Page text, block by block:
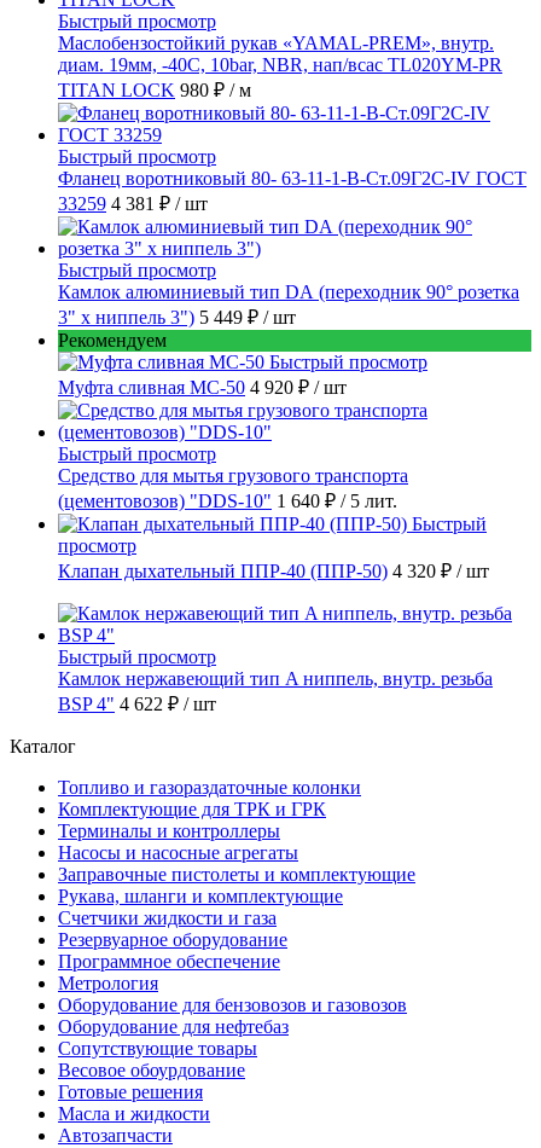
Быстрый просмотр
Маслобензостойкий рукав «YAMAL-PREM», внутр.
диам. 19мм, -40C, 10bar, NBR, нап/всас TL020YM-PR
TITAN LOCK 980 ₽ / м
Быстрый просмотр
Фланец воротниковый 80- 63-11-1-B-Ст.09Г2С-IV ГОСТ
33259 4 381 ₽ / шт
Быстрый просмотр
Камлок алюминиевый тип DА (переходник 90° розетка
3" х ниппель 3") 5 449 ₽ / шт
Рекомендуем
Быстрый просмотр
Муфта сливная МС-50 4 920 ₽ / шт
Быстрый просмотр
Средство для мытья грузового транспорта
(цементовозов) "DDS-10" 1 640 ₽ / 5 лит.
Быстрый
просмотр
Клапан дыхательный ППР-40 (ППР-50) 4 320 ₽ / шт
Быстрый просмотр
Камлок нержавеющий тип A ниппель, внутр. резьба
BSP 4" 4 622 ₽ / шт
Каталог
Топливо и газораздаточные колонки
Комплектующие для ТРК и ГРК
Терминалы и контроллеры
Насосы и насосные агрегаты
Заправочные пистолеты и комплектующие
Рукава, шланги и комплектующие
Счетчики жидкости и газа
Резервуарное оборудование
Программное обеспечение
Метрология
Оборудование для бензовозов и газовозов
Оборудование для нефтебаз
Сопутствующие товары
Весовое обоурдование
Готовые решения
Масла и жидкости
Автозапчасти